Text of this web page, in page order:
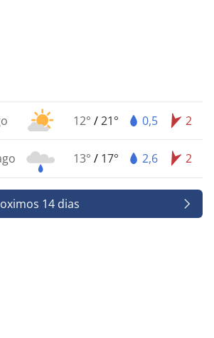
12° /21° 0,5 2
13° / 17° 2,6 2
14 dias